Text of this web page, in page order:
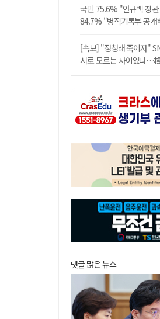
국민 75.6% "안규백 장
84.7% "병적기록부 공개
[속보] "정청래 죽이자"
서로 모르는 사이였다…
댓글 많은 뉴스